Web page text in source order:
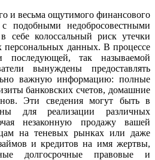
и весьма ощутимого финансового
подобными недобросовестными
себе колоссальный риск утечки
данных. В процессе
последующей, так называемой
вынуждены предоставлять
важную информацию: полные
банковских счетов, домашние
Эти сведения могут быть в
для реализации различных
незаконную продажу вашей
на теневых рынках или даже
и кредитов на имя жертвы,
долгосрочные правовые и